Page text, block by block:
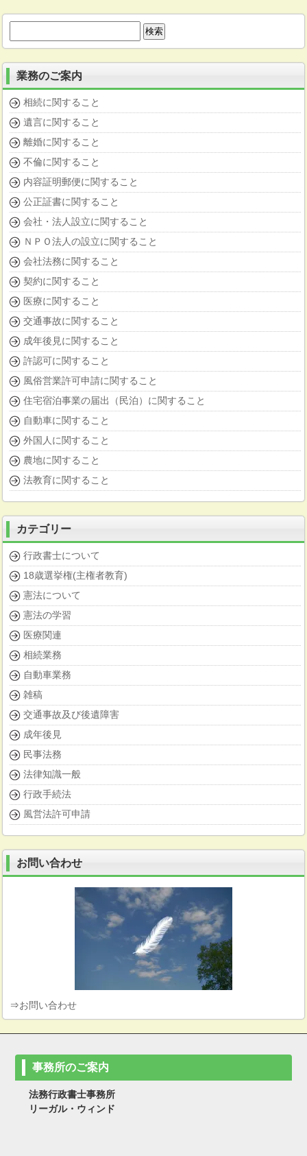
索:
業務のご案内
相続に関すること
遺言に関すること
離婚に関すること
不倫に関すること
内容証明郵便に関すること
公正証書に関すること
会社・法人設立に関すること
ＮＰＯ法人の設立に関すること
会社法務に関すること
契約に関すること
医療に関すること
交通事故に関すること
成年後見に関すること
許認可に関すること
風俗営業許可申請に関すること
住宅宿泊事業の届出（民泊）に関すること
自動車に関すること
外国人に関すること
農地に関すること
法教育に関すること
カテゴリー
行政書士について
18歳選挙権(主権者教育)
憲法について
憲法の学習
医療関連
相続業務
自動車業務
雑稿
交通事故及び後遺障害
成年後見
民事法務
法律知識一般
行政手続法
風営法許可申請
お問い合わせ
⇒お問い合わせ
事務所のご案内
法務行政書士事務所
リーガル・ウィンド